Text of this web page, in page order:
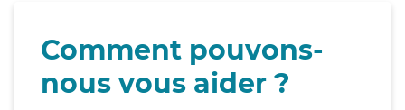
Comment pouvons-
nous vous aider ?